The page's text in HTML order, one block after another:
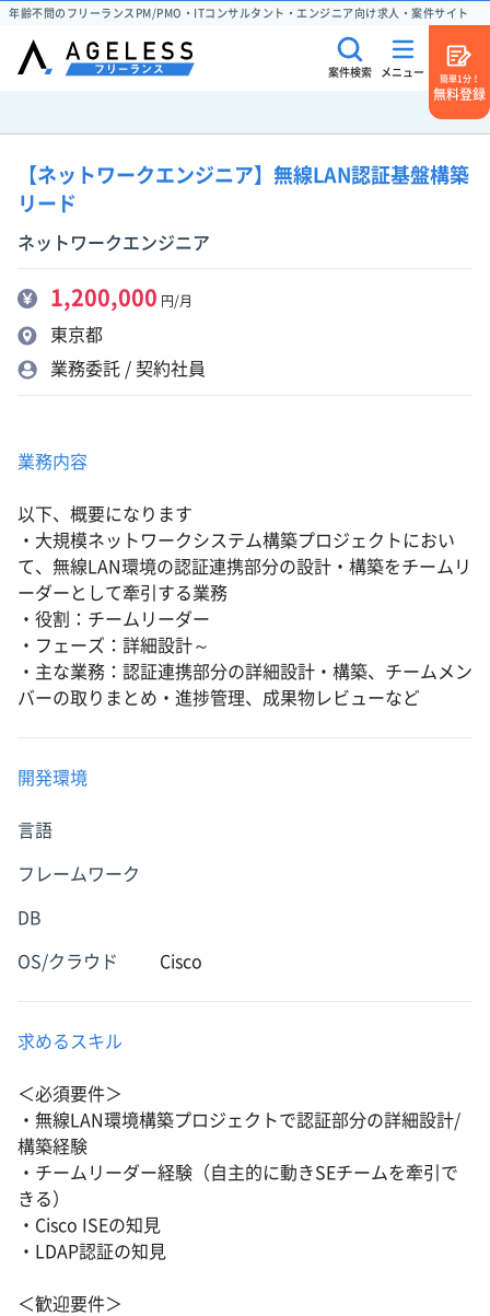
年齢不問のフリーランスPM/PMO・ITコンサルタント・エンジニア向け求人・案件サイト
案件検索 メニュー
簡単1分！
無料登録
【ネットワークエンジニア】無線LAN認証基盤構築
リード
ネットワークエンジニア
1,200,000 円/月
東京都
業務委託 / 契約社員
業務内容
以下、概要になります
・大規模ネットワークシステム構築プロジェクトにおい
て、無線LAN環境の認証連携部分の設計・構築をチームリ
ーダーとして牽引する業務
・役割：チームリーダー
・フェーズ：詳細設計～
・主な業務：認証連携部分の詳細設計・構築、チームメン
バーの取りまとめ・進捗管理、成果物レビューなど
開発環境
言語
フレームワーク
DB
OS/クラウド Cisco
求めるスキル
＜必須要件＞
・無線LAN環境構築プロジェクトで認証部分の詳細設計/
構築経験
・チームリーダー経験（自主的に動きSEチームを牽引で
きる）
・Cisco ISEの知見
・LDAP認証の知見
＜歓迎要件＞